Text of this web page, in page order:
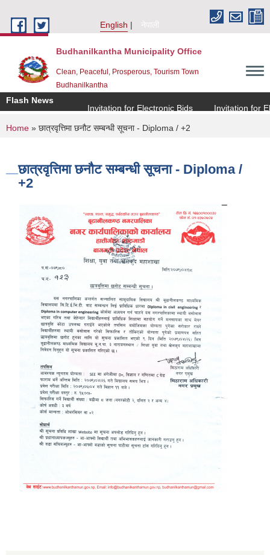
English
नेपाली
Budhanilkantha Municipality Office
Clean, Peaceful, Prosperous, Tourism Town
Budhanilkantha
Flash News
Invitation for Electronic Bids
Invitation for
You are here
Home » छात्रवृत्तिमा छनौट सम्बन्धी सूचना - Diploma / +2
छात्रवृत्तिमा छनौट सम्बन्धी सूचना - Diploma /
+2